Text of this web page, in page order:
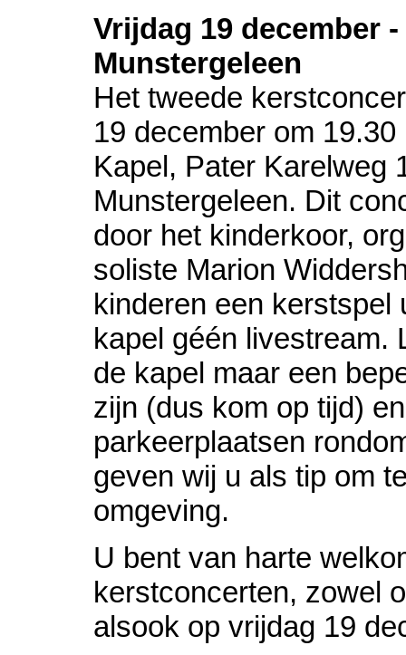
Vrijdag 19 december
Munstergeleen
Het tweede
19 december om
Kapel, Pater Karelweg
Munstergeleen. Dit
door het kinderkoor,
soliste Marion
kinderen een kerstspel
kapel géén livestream.
de kapel maar een
zijn (dus kom op tijd)
parkeerplaatsen
geven wij u als tip om
omgeving.
U bent van harte
kerstconcerten, zowel
alsook op vrijdag 19